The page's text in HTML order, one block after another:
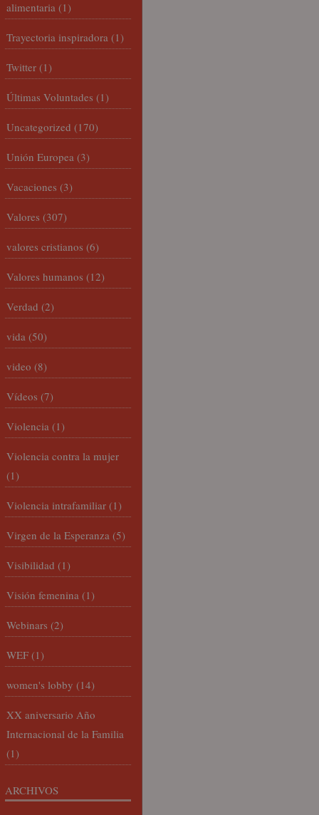
alimentaria (1)
Trayectoria inspiradora (1)
Twitter (1)
Últimas Voluntades (1)
Uncategorized (170)
Unión Europea (3)
Vacaciones (3)
Valores (307)
valores cristianos (6)
Valores humanos (12)
Verdad (2)
vida (50)
video (8)
Vídeos (7)
Violencia (1)
Violencia contra la mujer
(1)
Violencia intrafamiliar (1)
Virgen de la Esperanza (5)
Visibilidad (1)
Visión femenina (1)
Webinars (2)
WEF (1)
women's lobby (14)
XX aniversario Año
Internacional de la Familia
(1)
ARCHIVOS